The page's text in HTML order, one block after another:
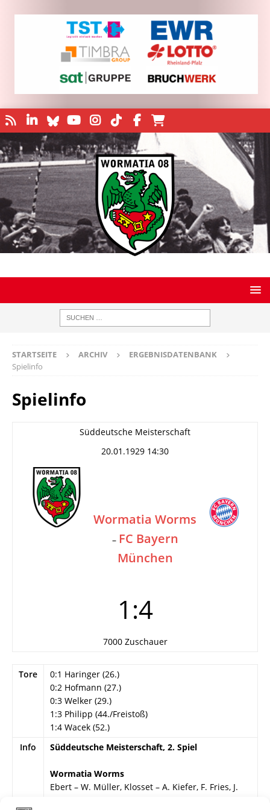
STARTSEITE ARCHIV
ERGEBNISDATENBANK
Spielinfo
Spielinfo
Süddeutsche Meisterschaft
20.01.1929 14:30
Wormatia Worms
– FC Bayern
München
1:4
7000 Zuschauer
Tore
0:1 Haringer (26.)
0:2 Hofmann (27.)
0:3 Welker (29.)
1:3 Philipp (44./Freistoß)
1:4 Wacek (52.)
Info
Süddeutsche Meisterschaft, 2. Spiel
Wormatia Worms
Ebert – W. Müller, Klosset – A. Kiefer, F. Fries, J.